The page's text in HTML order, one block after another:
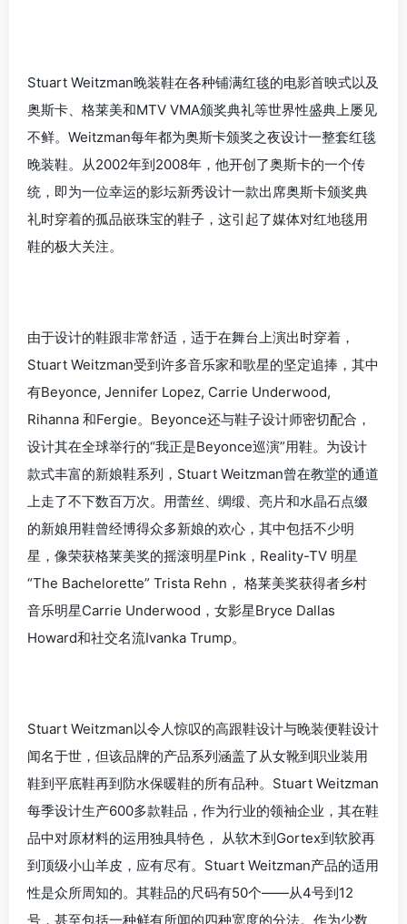
Stuart Weitzman晚装鞋在各种铺满红毯的电影首映式以及
奥斯卡、格莱美和MTV VMA颁奖典礼等世界性盛典上屡见
不鲜。Weitzman每年都为奥斯卡颁奖之夜设计一整套红毯
晚装鞋。从2002年到2008年，他开创了奥斯卡的一个传
统，即为一位幸运的影坛新秀设计一款出席奥斯卡颁奖典
礼时穿着的孤品嵌珠宝的鞋子，这引起了媒体对红地毯用
鞋的极大关注。
由于设计的鞋跟非常舒适，适于在舞台上演出时穿着，
Stuart Weitzman受到许多音乐家和歌星的坚定追捧，其中
有Beyonce, Jennifer Lopez, Carrie Underwood,
Rihanna 和Fergie。Beyonce还与鞋子设计师密切配合，
设计其在全球举行的“我正是Beyonce巡演”用鞋。为设计
款式丰富的新娘鞋系列，Stuart Weitzman曾在教堂的通道
上走了不下数百万次。用蕾丝、绸缎、亮片和水晶石点缀
的新娘用鞋曾经博得众多新娘的欢心，其中包括不少明
星，像荣获格莱美奖的摇滚明星Pink，Reality-TV 明星
“The Bachelorette” Trista Rehn， 格莱美奖获得者乡村
音乐明星Carrie Underwood，女影星Bryce Dallas
Howard和社交名流Ivanka Trump。
Stuart Weitzman以令人惊叹的高跟鞋设计与晚装便鞋设计
闻名于世，但该品牌的产品系列涵盖了从女靴到职业装用
鞋到平底鞋再到防水保暖鞋的所有品种。Stuart Weitzman
每季设计生产600多款鞋品，作为行业的领袖企业，其在鞋
品中对原材料的运用独具特色， 从软木到Gortex到软胶再
到顶级小山羊皮，应有尽有。Stuart Weitzman产品的适用
性是众所周知的。其鞋品的尺码有50个——从4号到12
号，甚至包括一种鲜有所闻的四种宽度的分法。作为少数